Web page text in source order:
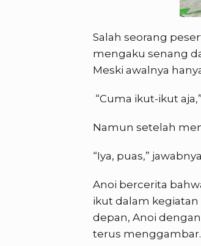
Salah seorang
mengaku senang
Meski awalnya
“Cuma ikut-ikut
Namun setelah
“Iya, puas,”
Anoi bercerita
ikut dalam
depan, Anoi
terus menggambar.